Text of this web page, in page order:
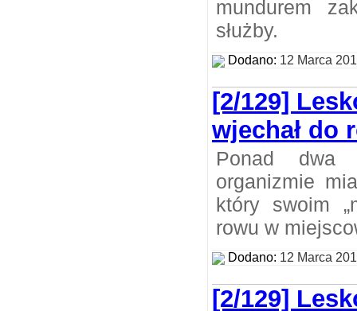
mundurem
służby.
Dodano: 12 Marca
[2/129]
wjechał do
Ponad dwa
organizmie
który swoim
rowu w
Dodano: 12 Marca
[2/129]